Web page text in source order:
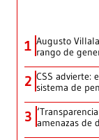
1 Augusto
rango de
2 CSS advierte:
sistema de
3 amenazas de